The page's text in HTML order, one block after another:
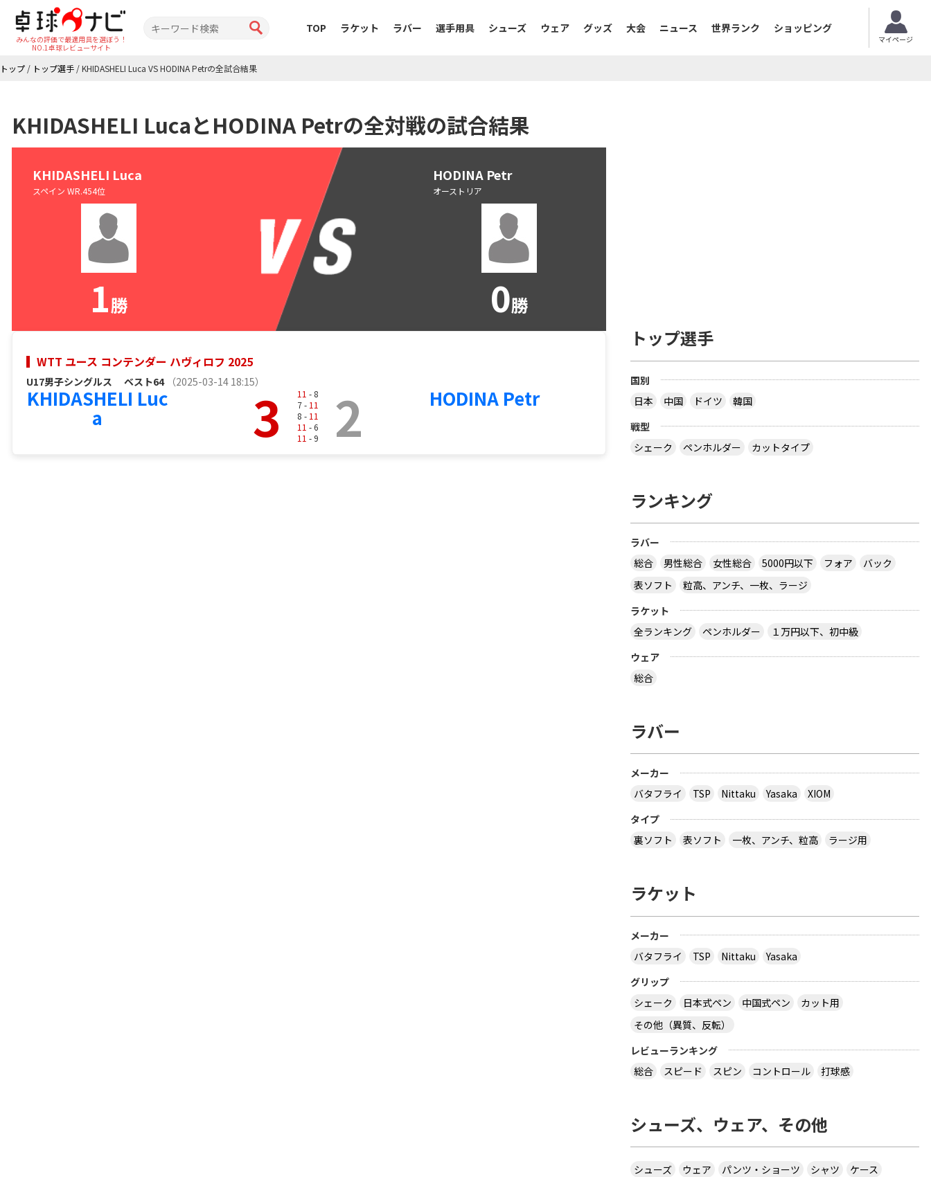
みんなの評価で最適用具を選ぼう！
NO.1卓球レビューサイト
TOP ラケット ラバー 選手用具 シューズ ウェア グッズ 大会 ニュース 世界ランク ショッピング
マイページ
トップ / トップ選手 /KHIDASHELI Luca VS HODINA Petrの全試合結果
KHIDASHELI LucaとHODINA Petrの全対戦の試合結果
KHIDASHELI Luca
スペイン WR.454位
1勝
HODINA Petr
オーストリア
0勝
WTT ユース コンテンダー ハヴィロフ 2025
U17男子シングルス ベスト64 （2025-03-14 18:15）
KHIDASHELI Luc
a 3 11 - 8
7 - 11
8 - 11
11 - 6
11 - 9 2 HODINA Petr
トップ選手
国別
日本
中国 ドイツ
韓国
戦型
シェーク
ペンホルダー カットタイプ
ランキング
ラバー
総合
男性総合 女性総合 5000円以下 フォア
バック
表ソフト
粒高、アンチ、一枚、ラージ
ラケット
全ランキング
ペンホルダー
１万円以下、初中級
ウェア
総合
ラバー
メーカー
バタフライ
TSP Nittaku Yasaka
XIOM
タイプ
裏ソフト
表ソフト 一枚、アンチ、粒高 ラージ用
ラケット
メーカー
バタフライ
TSP Nittaku
Yasaka
グリップ
シェーク
日本式ペン 中国式ペン
カット用
その他（異質、反転）
レビューランキング
総合
スピード スピン コントロール 打球感
シューズ、ウェア、その他
シューズ ウェア パンツ・ショーツ シャツ
ケース